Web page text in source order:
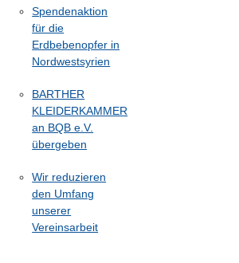
Spendenaktion
für die
Erdbebenopfer in
Nordwestsyrien
BARTHER
KLEIDERKAMMER
an BQB e.V.
übergeben
Wir reduzieren
den Umfang
unserer
Vereinsarbeit